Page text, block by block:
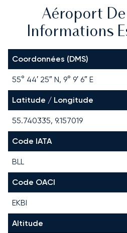
Aéroport
Informations
Coordonnées (DMS)
55° 44′ 25″ N, 9° 9′ 6″ E
Latitude / Longitude
55.740335, 9.157019
Code IATA
BLL
Code OACI
EKBI
Altitude